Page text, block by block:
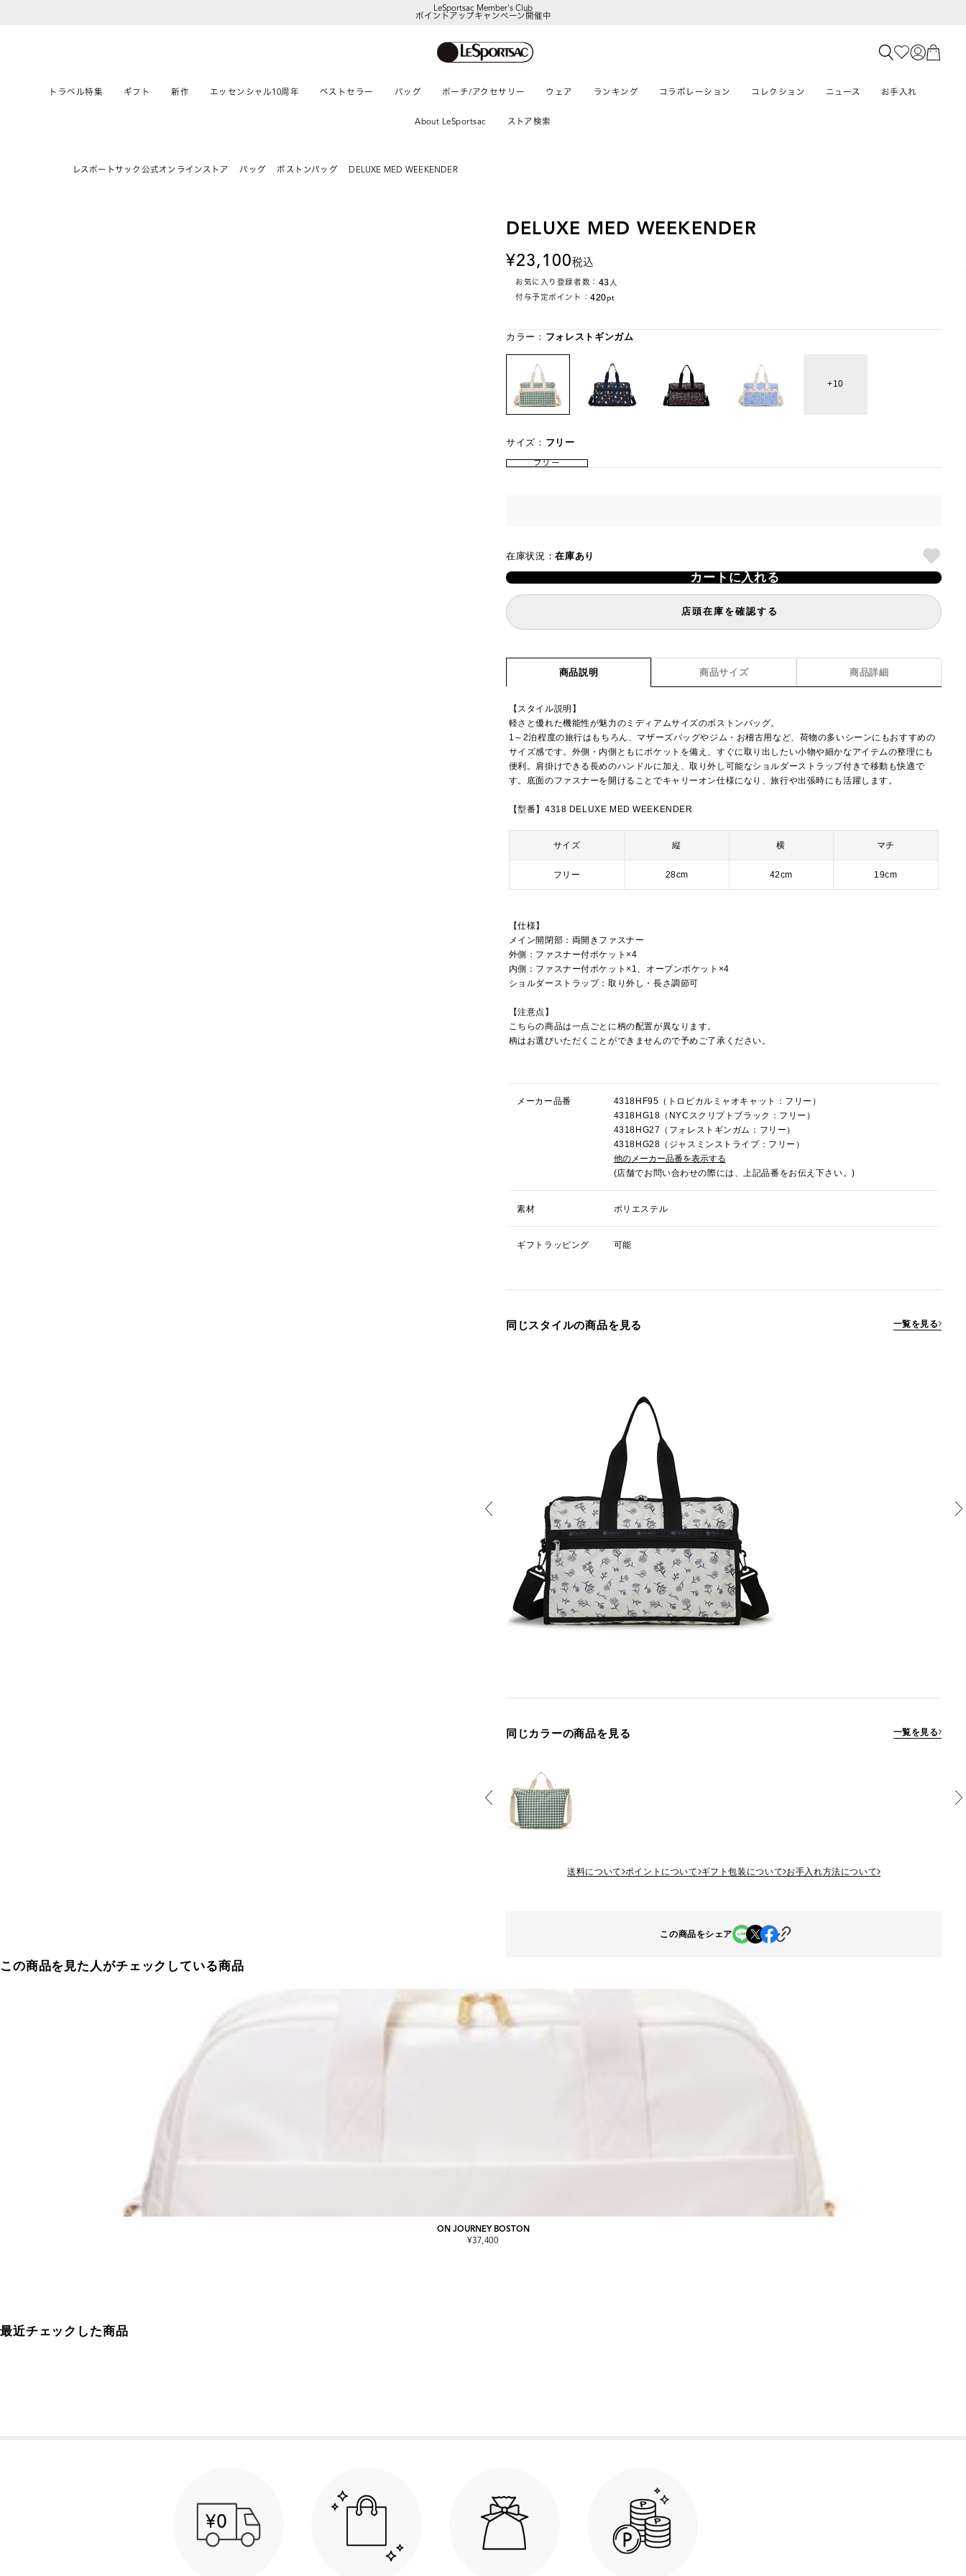
LeSportsac Member's Club
ポイントアップキャンペーン開催中
トラベル特集 ギフト 新作 エッセンシャル10周年 ベストセラー バッグ ポーチ/アクセサリー ウェア ランキング コラボレーション コレクション ニュース お手入れ
About LeSportsac ストア検索
レスポートサック公式オンラインストア バッグ ボストンバッグ DELUXE MED WEEKENDER
DELUXE MED WEEKENDER
23,100税込
お気に入り登録者数： 43人
付与予定ポイント：420pt
カラー： フォレストギンガム
10
サイズ： フリー
フリー
在庫状況：在庫あり
カートに入れる
店頭在庫を確認する
商品説明 商品サイズ 商品詳細
【スタイル説明】
軽さと優れた機能性が魅力のミディアムサイズのボストンバッグ。
1～2泊程度の旅行はもちろん、マザーズバッグやジム・お稽古用など、荷物の多いシーンにもおすすめの
サイズ感です。外側・内側ともにポケットを備え、すぐに取り出したい小物や細かなアイテムの整理にも
便利。肩掛けできる長めのハンドルに加え、取り外し可能なショルダーストラップ付きで移動も快適で
す。底面のファスナーを開けることでキャリーオン仕様になり、旅行や出張時にも活躍します。
【型番】4318 DELUXE MED WEEKENDER
サイズ 縦 横 マチ
フリー 28cm 42cm 19cm
【仕様】
メイン開閉部：両開きファスナー
外側：ファスナー付ポケット×4
内側：ファスナー付ポケット×1、オープンポケット×4
ショルダーストラップ：取り外し・長さ調節可
【注意点】
こちらの商品は一点ごとに柄の配置が異なります。
柄はお選びいただくことができませんので予めご了承ください。
メーカー品番
4318HF95（トロピカルミャオキャット：フリー）
4318HG18（NYCスクリプトブラック：フリー）
4318HG27（フォレストギンガム：フリー）
4318HG28（ジャスミンストライプ：フリー）
他のメーカー品番を表示する
(店舗でお問い合わせの際には、上記品番をお伝え下さい。)
素材 ポリエステル
ギフトラッピング 可能
同じスタイルの商品を見る 一覧を見る
同じカラーの商品を見る 一覧を見る
送料について ポイントについて ギフト包装について お手入れ方法について
この商品をシェア
この商品を見た人がチェックしている商品
ON JOURNEY BOSTON
¥37,400
最近チェックした商品